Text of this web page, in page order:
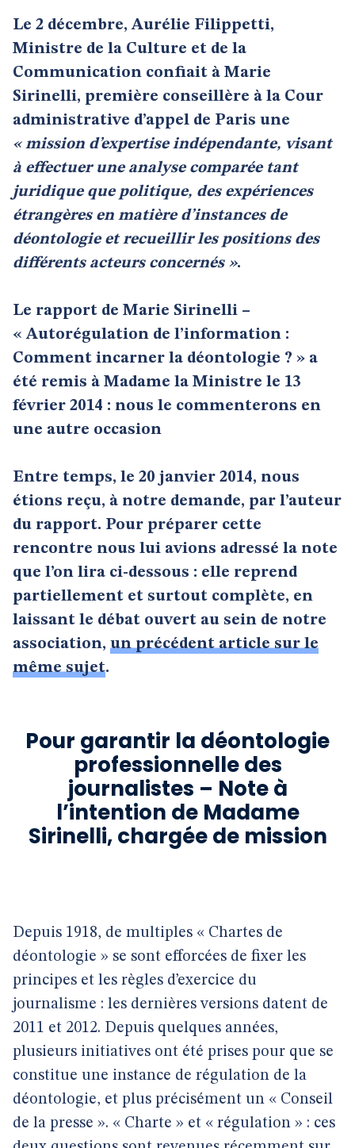
Le 2 décembre, Aurélie Filippetti,
Ministre de la Culture et de la
Communication confiait à Marie
Sirinelli, première conseillère à la Cour
administrative d’appel de Paris une
« mission d’expertise indépendante, visant
à effectuer une analyse comparée tant
juridique que politique, des expériences
étrangères en matière d’instances de
déontologie et recueillir les positions des
différents acteurs concernés ».
Le rapport de Marie Sirinelli –
« Autorégulation de l’information :
Comment incarner la déontologie ? » a
été remis à Madame la Ministre le 13
février 2014 : nous le commenterons en
une autre occasion
Entre temps, le 20 janvier 2014, nous
étions reçu, à notre demande, par l’auteur
du rapport. Pour préparer cette
rencontre nous lui avions adressé la note
que l’on lira ci-dessous : elle reprend
partiellement et surtout complète, en
laissant le débat ouvert au sein de notre
association, un précédent article sur le
même sujet.
Pour garantir la déontologie
professionnelle des
journalistes – Note à
l’intention de Madame
Sirinelli, chargée de mission
Depuis 1918, de multiples « Chartes de
déontologie » se sont efforcées de fixer les
principes et les règles d’exercice du
journalisme : les dernières versions datent de
2011 et 2012. Depuis quelques années,
plusieurs initiatives ont été prises pour que se
constitue une instance de régulation de la
déontologie, et plus précisément un « Conseil
de la presse ». « Charte » et « régulation » : ces